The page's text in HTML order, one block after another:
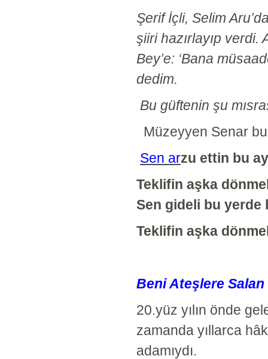
Şerif İçli, Selim
şiiri hazırlayıp
Bey’e: ‘Bana
dedim.
Bu güftenin şu
Müzeyyen Senar bu
Sen arzu ettin bu
Teklifin aşka
Sen gideli bu
Teklifin aşka
Beni Ateşlere
20.yüz yılın önde
zamanda yıllarca
adamıydı.